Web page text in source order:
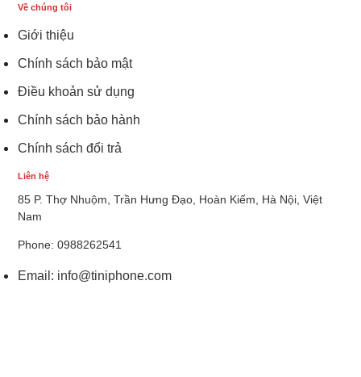
Liên hệ
85 P. Thợ Nhuộm, Trần Hưng Đạo, Hoàn Kiếm, Hà Nội, Việt
Nam
Phone: 0988262541
Email: info@tiniphone.com
Về chúng tôi
Giới thiệu
Chính sách bảo mật
Điều khoản sử dụng
Chính sách bảo hành
Chính sách đổi trả